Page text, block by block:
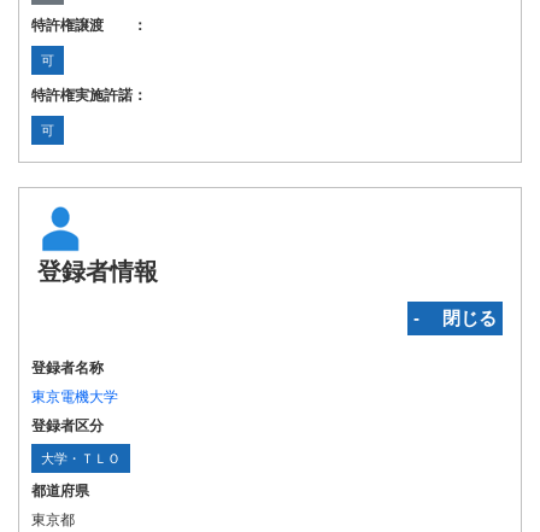
特許権譲渡 ：
可
特許権実施許諾：
可
登録者情報
‐ 閉じる
登録者名称
東京電機大学
登録者区分
大学・ＴＬＯ
都道府県
東京都